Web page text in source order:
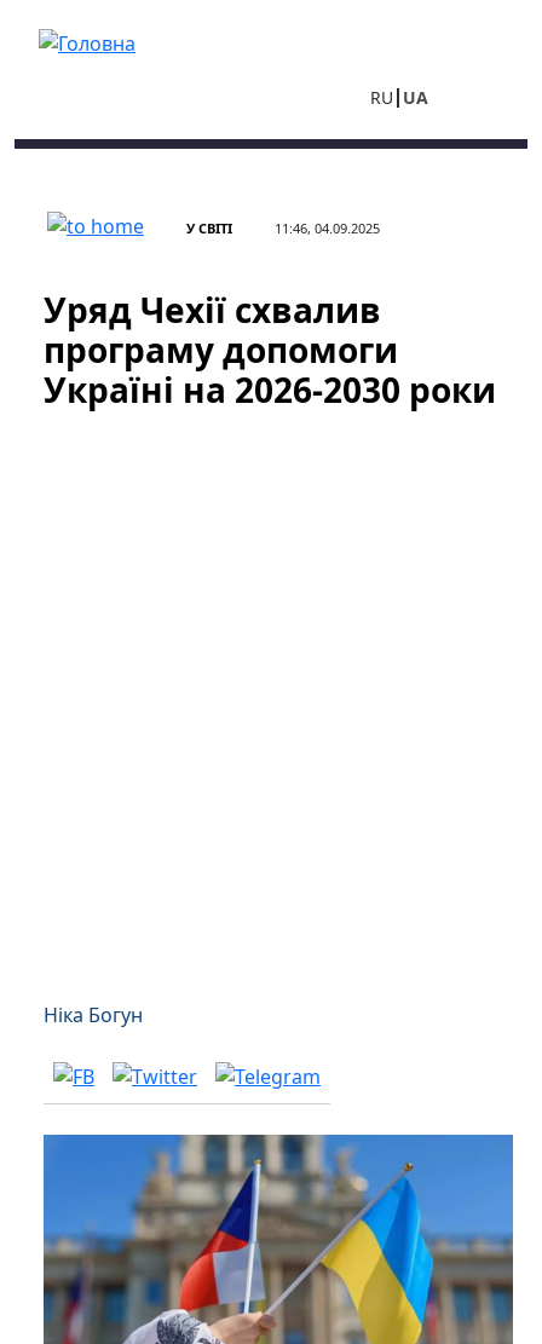
RU UA
У СВІТІ 11:46, 04.09.2025
Уряд Чехії схвалив
програму допомоги
Україні на 2026-2030 роки
Ніка Богун